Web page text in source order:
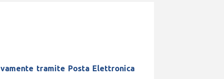
tramite Posta Elettronica